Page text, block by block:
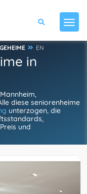
EN
in
diese seniorenheime
unterzogen, die
und